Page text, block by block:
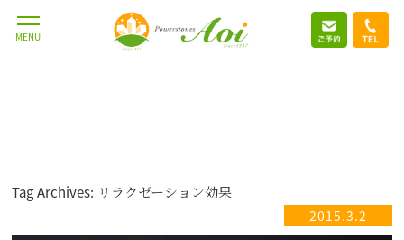
MENU
Tag Archives: リラクゼーション効果
2015.3.2